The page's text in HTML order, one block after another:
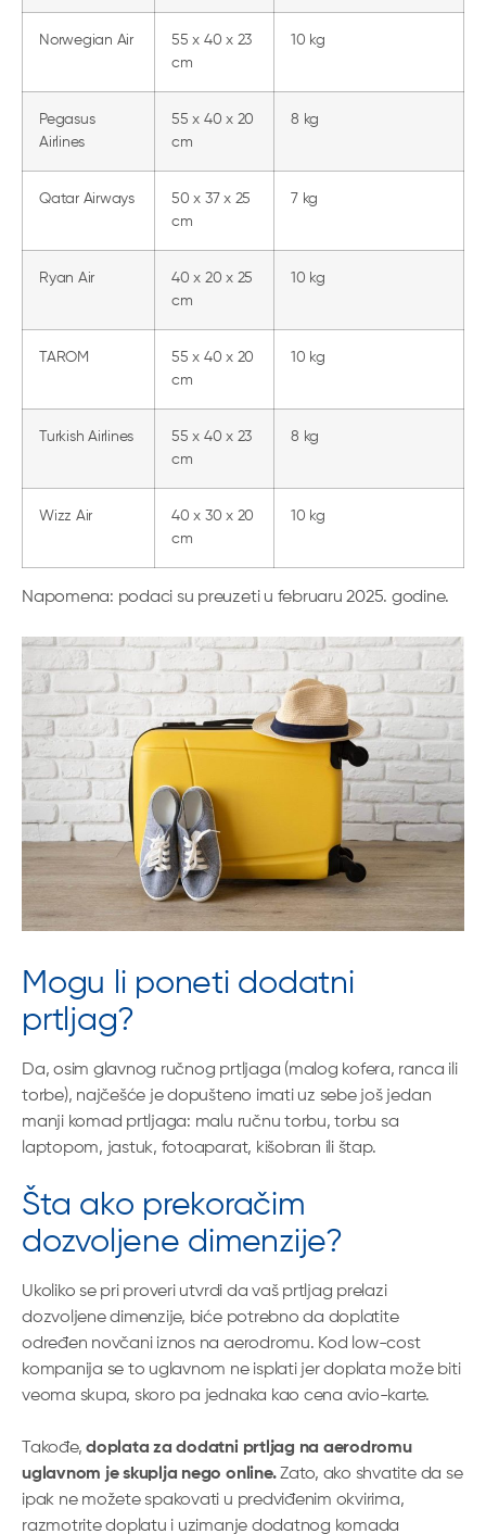
Norwegian Air
55 x 40 x 23
cm
10 kg
Pegasus
Airlines
55 x 40 x 20
cm
8 kg
Qatar Airways
50 x 37 x 25
cm
7 kg
Ryan Air
40 x 20 x 25
cm
10 kg
TAROM
55 x 40 x 20
cm
10 kg
Turkish Airlines
55 x 40 x 23
cm
8 kg
Wizz Air
40 x 30 x 20
cm
10 kg
Napomena: podaci su preuzeti u februaru 2025. godine.
Mogu li poneti dodatni
prtljag?
Da, osim glavnog ručnog prtljaga (malog kofera, ranca ili
torbe), najčešće je dopušteno imati uz sebe još jedan
manji komad prtljaga: malu ručnu torbu, torbu sa
laptopom, jastuk, fotoaparat, kišobran ili štap.
Šta ako prekoračim
dozvoljene dimenzije?
Ukoliko se pri proveri utvrdi da vaš prtljag prelazi
dozvoljene dimenzije, biće potrebno da doplatite
određen novčani iznos na aerodromu. Kod low-cost
kompanija se to uglavnom ne isplati jer doplata može biti
veoma skupa, skoro pa jednaka kao cena avio-karte.
Takođe,doplata za dodatni prtljag na aerodromu
uglavnom je skuplja nego online.Zato, ako shvatite da se
ipak ne možete spakovati u predviđenim okvirima,
razmotrite doplatu i uzimanje dodatnog komada